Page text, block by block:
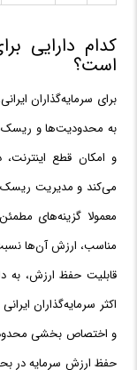
کدام دارایی
است؟
برای سرمایه‌گذاران
به محدودیت‌ها و
و امکان قطع اینترنت،
می‌کند و مدیریت ریسک
معمولا گزینه‌های
مناسب، ارزش آن‌ها
قابلیت حفظ ارزش، به
اکثر سرمایه‌گذاران
و اختصاص بخشی محدود
حفظ ارزش سرمایه در